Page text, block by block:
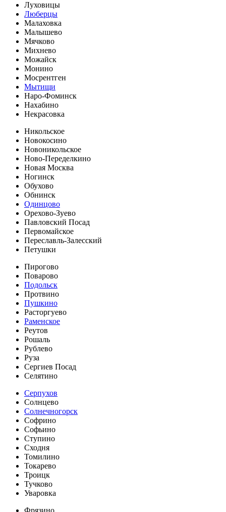
Луховицы
Люберцы
Малаховка
Малышево
Мячково
Михнево
Можайск
Монино
Мосрентген
Мытищи
Наро-Фоминск
Нахабино
Некрасовка
Никольское
Новокосино
Новоникольское
Ново-Переделкино
Новая Москва
Ногинск
Обухово
Обнинск
Одинцово
Орехово-Зуево
Павловский Посад
Первомайское
Переславль-Залесский
Петушки
Пирогово
Поварово
Подольск
Протвино
Пушкино
Расторгуево
Раменское
Реутов
Рошаль
Рублево
Руза
Сергиев Посад
Селятино
Серпухов
Солнцево
Солнечногорск
Софрино
Софьино
Ступино
Сходня
Томилино
Токарево
Троицк
Тучково
Уваровка